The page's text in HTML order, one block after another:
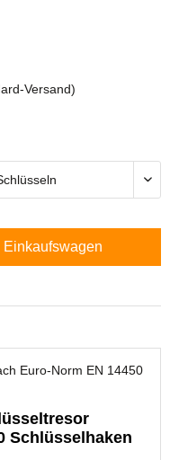
Versand)
Einkaufswagen
Euro-Norm EN 14450
Schlüsselhaken